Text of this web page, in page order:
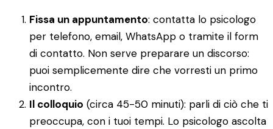
Fissa un appuntamento: contatta lo psicologo
per telefono, email, WhatsApp o tramite il form
di contatto. Non serve preparare un discorso:
puoi semplicemente dire che vorresti un primo
incontro.
Il colloquio (circa 45-50 minuti): parli di ciò che ti
preoccupa, con i tuoi tempi. Lo psicologo ascolta